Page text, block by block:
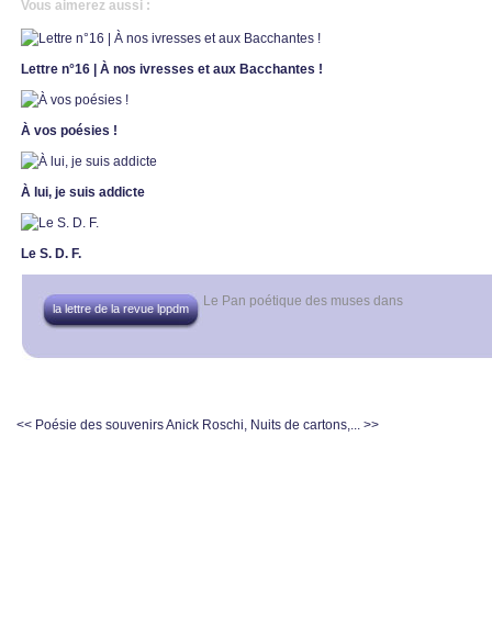
Vous aimerez aussi :
Lettre n°16 | À nos ivresses et aux Bacchantes !
À vos poésies !
À lui, je suis addicte
Le S. D. F.
Le Pan poétique des muses dans
la lettre de la revue lppdm
<< Poésie des souvenirsAnick Roschi, Nuits de cartons,... >>